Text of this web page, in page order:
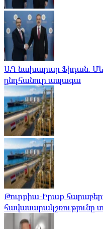
ԱԳ նախարար Ֆիդան.
ընդհանուր ապագա
Թուրքիա-Իրաք
հավասարակշռությունը